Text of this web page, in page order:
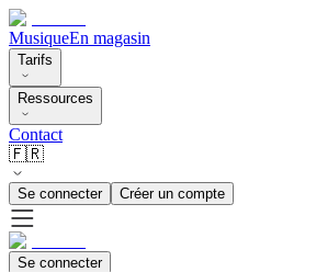
MusiqueEn magasin
Tarifs
Ressources
Contact
🇫🇷
Se connecter Créer un compte
Se connecter